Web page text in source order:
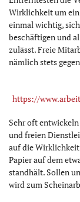
Wirklichkeit um
einmal wichtig,
beschäftigen und
zulässt. Freie
nämlich stets
https://
Sehr oft
und freien
auf die
Papier auf dem
standhält. Sollen
wird zum